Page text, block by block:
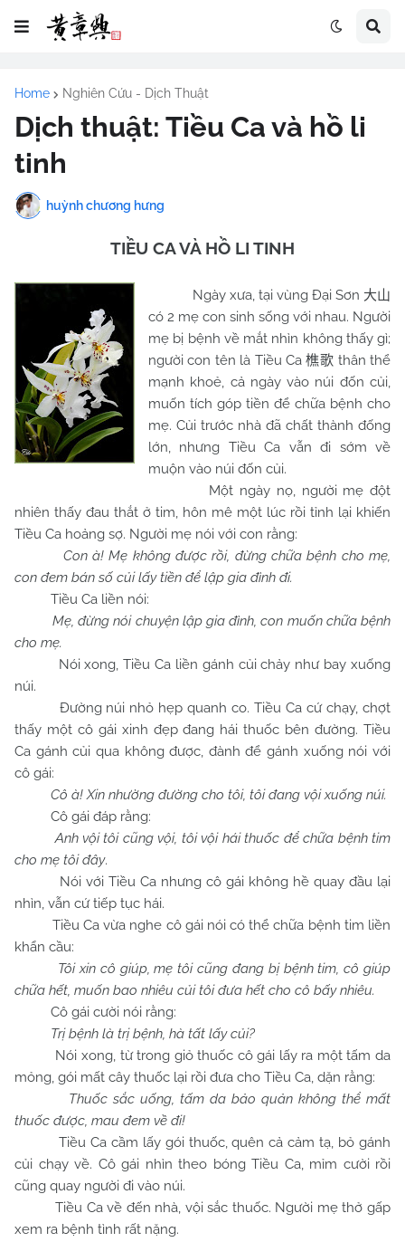
Home Nghiên Cứu - Dịch Thuật
Dịch thuật: Tiều Ca và hồ li
tinh
huỳnh chương hưng
TIỀU CA VÀ HỒ LI TINH
Ngày xưa, tại vùng Đại Sơn 大山
có 2 mẹ con sinh sống với nhau. Người
mẹ bị bệnh về mắt nhìn không thấy gì;
người con tên là Tiều Ca樵歌 thân thể
mạnh khoẻ, cả ngày vào núi đốn củi,
muốn tích góp tiền để chữa bệnh cho
mẹ. Củi trước nhà đã chất thành đống
lớn, nhưng Tiều Ca vẫn đi sớm về
muộn vào núi đốn củi.
Một ngày nọ, người mẹ đột
nhiên thấy đau thắt ở tim, hôn mê một lúc rồi tỉnh lại khiến
Tiều Ca hoảng sợ. Người mẹ nói với con rằng:
Con à! Mẹ không được rồi, đừng chữa bệnh cho mẹ,
con đem bán số củi lấy tiền để lập gia đình đi.
Tiều Ca liền nói:
Mẹ, đừng nói chuyện lập gia đình, con muốn chữa bệnh
cho mẹ.
Nói xong, Tiều Ca liền gánh củi chảy như bay xuống
núi.
Đường núi nhỏ hẹp quanh co. Tiều Ca cứ chạy, chợt
thấy một cô gái xinh đẹp đang hái thuốc bên đường. Tiều
Ca gánh củi qua không được, đành để gánh xuống nói với
cô gái:
Cô à! Xin nhường đường cho tôi, tôi đang vội xuống núi.
Cô gái đáp rằng:
Anh vội tôi cũng vội, tôi vội hái thuốc để chữa bệnh tim
cho mẹ tôi đây.
Nói với Tiều Ca nhưng cô gái không hề quay đầu lại
nhìn, vẫn cứ tiếp tục hái.
Tiều Ca vừa nghe cô gái nói có thể chữa bệnh tim liền
khẩn cầu:
Tôi xin cô giúp, mẹ tôi cũng đang bị bệnh tim, cô giúp
chữa hết, muốn bao nhiêu củi tôi đưa hết cho cô bấy nhiêu.
Cô gái cười nói rằng:
Trị bệnh là trị bệnh, hà tất lấy củi?
Nói xong, từ trong giỏ thuốc cô gái lấy ra một tấm da
mỏng, gói mất cây thuốc lại rồi đưa cho Tiều Ca, dặn rằng:
Thuốc sắc uống, tấm da bảo quản không thể mất
thuốc được, mau đem về đi!
Tiều Ca cầm lấy gói thuốc, quên cả cảm tạ, bỏ gánh
củi chạy về. Cô gái nhìn theo bóng Tiều Ca, mỉm cười rồi
cũng quay người đi vào núi.
Tiều Ca về đến nhà, vội sắc thuốc. Người mẹ thở gấp
xem ra bệnh tình rất nặng.